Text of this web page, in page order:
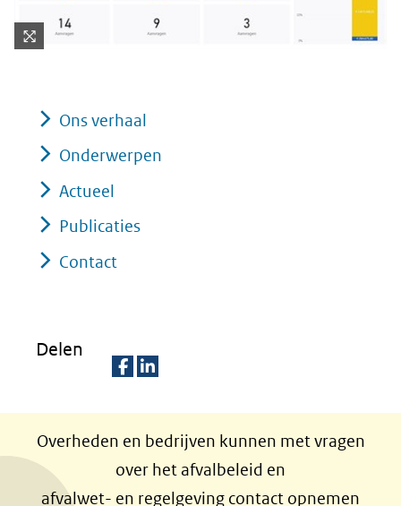
Ons verhaal
Onderwerpen
Actueel
Publicaties
Contact
Delen
l
e
l
e
Overheden en bedrijven kunnen met vragen
over het afvalbeleid en
afvalwet- en regelgeving contact opnemen